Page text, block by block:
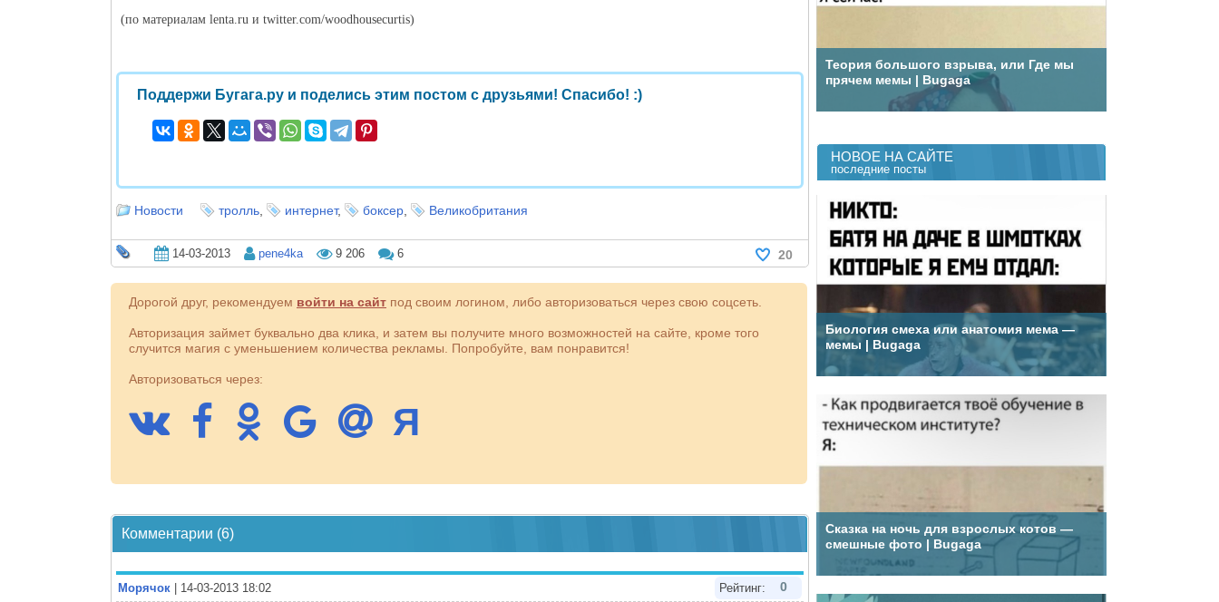
(по материалам lenta.ru и twitter.com/woodhousecurtis)
Поддержи Бугага.ру и поделись этим постом с друзьями! Спасибо! :)
Новости тролль интернет, боксер Великобритания
20
14-03-2013 pene4ka 9 206 6
Дорогой друг, рекомендуем войти на сайт под своим логином, либо авторизоваться через свою соцсеть.
Авторизация займет буквально два клика, и затем вы получите много возможностей на сайте, кроме того
случится магия с уменьшением количества рекламы. Попробуйте, вам понравится!
Авторизоваться через:
Комментарии (6)
Рейтинг: 0
Морячок | 14-03-2013 18:02
Теория большого взрыва, или Где мы
прячем мемы | Bugaga
НОВОЕ НА САЙТЕ
последние посты
Биология смеха или анатомия мема —
мемы | Bugaga
Сказка на ночь для взрослых котов —
смешные фото | Bugaga